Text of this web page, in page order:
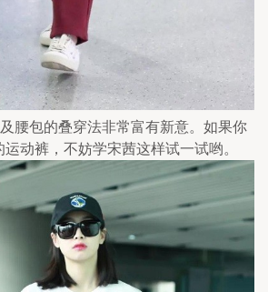
腰包的叠穿法非常富有新意。如果你
动裤，不妨学宋茜这样试一试哟。